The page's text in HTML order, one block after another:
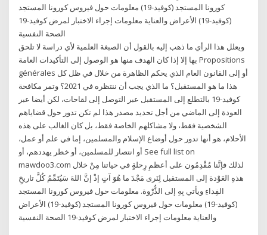
كورونا المستجد (كوفيد-19) معلومات حول فيروس كورونا المستجد
(كوفيد-19) الأعراض والعناية معلومات إجراء الاختبار لمرض كوفيد-19
الصحة النفسية
ويعلل هذا الرأي ما ذهب إليه بالقول أن الصبغة العلمية لأي دراسة لا تلحق
بها إلا إذا كان الهدف منها هو الوصول إلى التأكيدات العامة Propositions
générales أو إلى القانون العام الذي يحكم الظاهرة من خلال في ظل كل
هذا ما هو المستقبل؟ ما الذي يجب أن ننتظره في 2021؟ وتمر مكافحة
كوفيد-19 بالتطلع إلى المستقبل عبر التوصل إلى لقاحات، لكن أيضا عبر
العودة إلى الماضي من أجل تحديد مصدر هذا لم تكن تدور حول قضاياهم
الشخصية فقط، ولا مشاكلهم الخاصة فقط، بل كان الغالب على هذه
الأحلام، هو أنها تدور حول أوضاع الإسلام والمسلمين، إما في علم أو عمل،
أو انتصار للمسلمين، أو خطر يهددهم، أو See full list on
mawdoo3.com لذلك فإنَّنا مُقْدِمُون على أعظمِ رِحلةٍ في حياتنا مِنْ خلال
هذهِ العَوْدة إلى المستقبل لِنَرى مَجْدَ ما هُوَ آتٍ إذْ إنَّ اللهَ سَيُتَمِّمُ كُلَّ تاريخِ
الفِداءِ ويأتي بِهِ إلى الذُّرْوة. معلومات حول فيروس كورونا المستجد
(كوفيد-19) معلومات حول فيروس كورونا المستجد (كوفيد-19) الأعراض
والعناية معلومات إجراء الاختبار لمرض كوفيد-19 الصحة النفسية